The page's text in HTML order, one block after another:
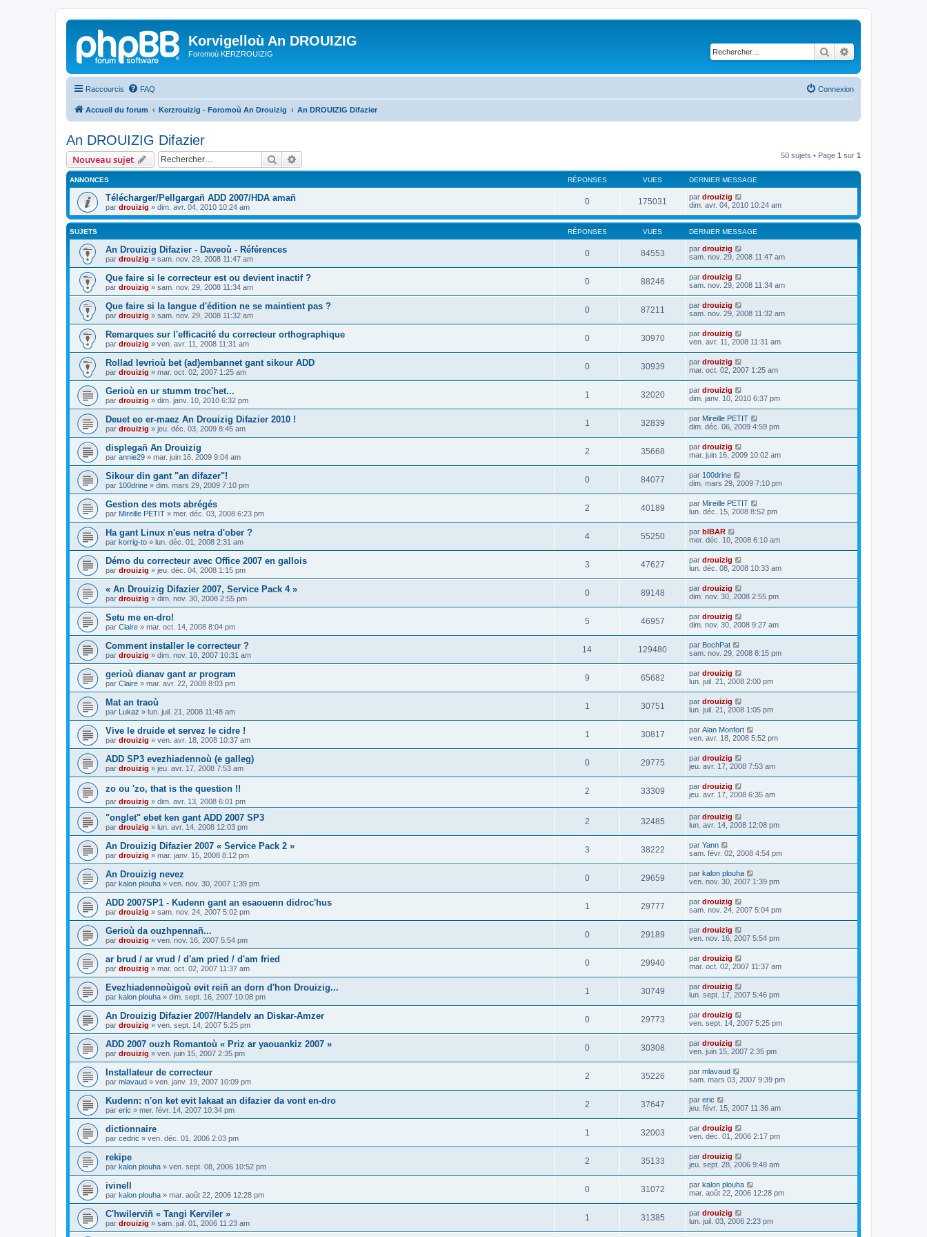
Korvigelloù An DROUIZIG
Foromoù KERZROUIZIG Rechercher
Raccourcis FAQ Connexion
Accueil du forum Kerzrouizig - Foromoù An Drouizig An DROUIZIG Difazier
An DROUIZIG Difazier
Nouveau sujet Rechercher 50 sujets • Page 1 sur 1
ANNONCES RÉPONSES VUES DERNIER MESSAGE
Télécharger/Pellgargañ ADD 2007/HDA amañ
par drouizig » dim. avr. 04, 2010 10:24 am
0 175031 par drouizig
dim. avr. 04, 2010 10:24 am
SUJETS RÉPONSES VUES DERNIER MESSAGE
An Drouizig Difazier - Daveoù - Références
par drouizig » sam. nov. 29, 2008 11:47 am
0 84553 par drouizig
sam. nov. 29, 2008 11:47 am
Que faire si le correcteur est ou devient inactif ?
par drouizig » sam. nov. 29, 2008 11:34 am
0 88246 par drouizig
sam. nov. 29, 2008 11:34 am
Que faire si la langue d'édition ne se maintient pas ?
par drouizig » sam. nov. 29, 2008 11:32 am
0 87211 par drouizig
sam. nov. 29, 2008 11:32 am
Remarques sur l'efficacité du correcteur orthographique
par drouizig » ven. avr. 11, 2008 11:31 am
0 30970 par drouizig
ven. avr. 11, 2008 11:31 am
Rollad levrioù bet (ad)embannet gant sikour ADD
par drouizig » mar. oct. 02, 2007 1:25 am
0 30939 par drouizig
mar. oct. 02, 2007 1:25 am
Gerioù en ur stumm troc'het...
par drouizig » dim. janv. 10, 2010 6:32 pm
1 32020 par drouizig
dim. janv. 10, 2010 6:37 pm
Deuet eo er-maez An Drouizig Difazier 2010 !
par drouizig » jeu. déc. 03, 2009 8:45 am
1 32839 par Mireille PETIT
dim. déc. 06, 2009 4:59 pm
displegañ An Drouizig
par annie29 » mar. juin 16, 2009 9:04 am
2 35668 par drouizig
mar. juin 16, 2009 10:02 am
Sikour din gant "an difazer"!
par 100drine » dim. mars 29, 2009 7:10 pm
0 84077 par 100drine
dim. mars 29, 2009 7:10 pm
Gestion des mots abrégés
par Mireille PETIT » mer. déc. 03, 2008 6:23 pm
2 40189 par Mireille PETIT
lun. déc. 15, 2008 8:52 pm
Ha gant Linux n'eus netra d'ober ?
par korrig-to » lun. déc. 01, 2008 2:31 am
4 55250 par bIBAR
mer. déc. 10, 2008 6:10 am
Démo du correcteur avec Office 2007 en gallois
par drouizig » jeu. déc. 04, 2008 1:15 pm
3 47627 par drouizig
lun. déc. 08, 2008 10:33 am
« An Drouizig Difazier 2007, Service Pack 4 »
par drouizig » dim. nov. 30, 2008 2:55 pm
0 89148 par drouizig
dim. nov. 30, 2008 2:55 pm
Setu me en-dro!
par Claire » mar. oct. 14, 2008 8:04 pm
5 46957 par drouizig
dim. nov. 30, 2008 9:27 am
Comment installer le correcteur ?
par drouizig » dim. nov. 18, 2007 10:31 am
14 129480 par BochPat
sam. nov. 29, 2008 8:15 pm
gerioù dianav gant ar program
par Claire » mar. avr. 22, 2008 8:03 pm
9 65682 par drouizig
lun. juil. 21, 2008 2:00 pm
Mat an traoù
par Lukaz » lun. juil. 21, 2008 11:48 am
1 30751 par drouizig
lun. juil. 21, 2008 1:05 pm
Vive le druide et servez le cidre !
par drouizig » ven. avr. 18, 2008 10:37 am
1 30817 par Alan Monfort
ven. avr. 18, 2008 5:52 pm
ADD SP3 evezhiadennoù (e galleg)
par drouizig » jeu. avr. 17, 2008 7:53 am
0 29775 par drouizig
jeu. avr. 17, 2008 7:53 am
zo ou 'zo, that is the question !!
par drouizig » dim. avr. 13, 2008 6:01 pm
2 33309 par drouizig
jeu. avr. 17, 2008 6:35 am
"onglet" ebet ken gant ADD 2007 SP3
par drouizig » lun. avr. 14, 2008 12:03 pm
2 32485 par drouizig
lun. avr. 14, 2008 12:08 pm
An Drouizig Difazier 2007 « Service Pack 2 »
par drouizig » mar. janv. 15, 2008 8:12 pm
3 38222 par Yann
sam. févr. 02, 2008 4:54 pm
An Drouizig nevez
par kalon plouha » ven. nov. 30, 2007 1:39 pm
0 29659 par kalon plouha
ven. nov. 30, 2007 1:39 pm
ADD 2007SP1 - Kudenn gant an esaouenn didroc'hus
par drouizig » sam. nov. 24, 2007 5:02 pm
1 29777 par drouizig
sam. nov. 24, 2007 5:04 pm
Gerioù da ouzhpennañ...
par drouizig » ven. nov. 16, 2007 5:54 pm
0 29189 par drouizig
ven. nov. 16, 2007 5:54 pm
ar brud / ar vrud / d'am pried / d'am fried
par drouizig » mar. oct. 02, 2007 11:37 am
0 29940 par drouizig
mar. oct. 02, 2007 11:37 am
Evezhiadennoùigoù evit reiñ an dorn d'hon Drouizig...
par kalon plouha » dim. sept. 16, 2007 10:08 pm
1 30749 par drouizig
lun. sept. 17, 2007 5:46 pm
An Drouizig Difazier 2007/Handelv an Diskar-Amzer
par drouizig » ven. sept. 14, 2007 5:25 pm
0 29773 par drouizig
ven. sept. 14, 2007 5:25 pm
ADD 2007 ouzh Romantoù « Priz ar yaouankiz 2007 »
par drouizig » ven. juin 15, 2007 2:35 pm
0 30308 par drouizig
ven. juin 15, 2007 2:35 pm
Installateur de correcteur
par mlavaud » ven. janv. 19, 2007 10:09 pm
2 35226 par mlavaud
sam. mars 03, 2007 9:39 pm
Kudenn: n'on ket evit lakaat an difazier da vont en-dro
par eric » mer. févr. 14, 2007 10:34 pm
2 37647 par eric
jeu. févr. 15, 2007 11:36 am
dictionnaire
par cedric » ven. déc. 01, 2006 2:03 pm
1 32003 par drouizig
ven. déc. 01, 2006 2:17 pm
rekipe
par kalon plouha » ven. sept. 08, 2006 10:52 pm
2 35133 par drouizig
jeu. sept. 28, 2006 9:48 am
ivinell
par kalon plouha » mar. août 22, 2006 12:28 pm
0 31072 par kalon plouha
mar. août 22, 2006 12:28 pm
C'hwilerviñ « Tangi Kerviler »
par drouizig » sam. juil. 01, 2006 11:23 am
1 31385 par drouizig
lun. juil. 03, 2006 2:23 pm